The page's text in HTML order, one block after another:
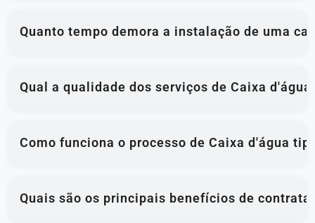
Quanto tempo demora a instalação de uma
Qual a qualidade dos serviços de Caixa
Como funciona o processo de Caixa d'água
Quais são os principais benefícios de